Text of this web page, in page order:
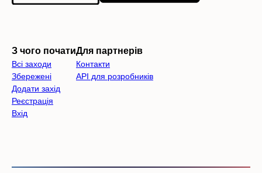
З чого почати
Всі заходи
Збережені
Додати захід
Реєстрація
Вхід
Для партнерів
Контакти
API для розробників